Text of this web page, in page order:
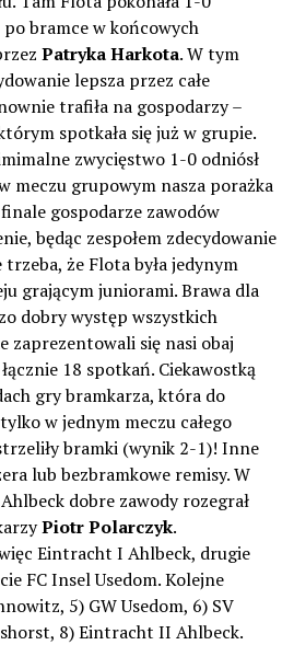
bramce w końcowych
Patryka Harkota. W tym
lepsza przez całe
trafiła na gospodarzy –
spotkała się już w grupie.
zwycięstwo 1-0 odniósł
meczu grupowym nasza porażka
finale gospodarze zawodów
będąc zespołem zdecydowanie
trzeba, że Flota była jedynym
grającym juniorami. Brawa dla
dobry występ wszystkich
zaprezentowali się nasi obaj
18 spotkań. Ciekawostką
gry bramkarza, która do
w jednym meczu całego
bramki (wynik 2-1)! Inne
lub bezbramkowe remisy. W
dobre zawody rozegrał
Piotr Polarczyk.
Eintracht I Ahlbeck, drugie
FC Insel Usedom. Kolejne
5) GW Usedom, 6) SV
8) Eintracht II Ahlbeck.